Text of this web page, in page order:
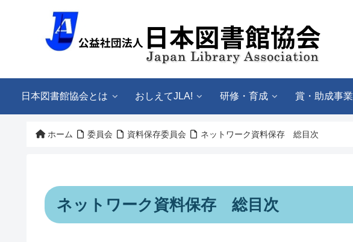
日本図書館協会とは おしえてJLA! 研修・育成 賞・助成事業
ホーム 委員会 資料保存委員会 ネットワーク資料保存 総目次
ネットワーク資料保存 総目次